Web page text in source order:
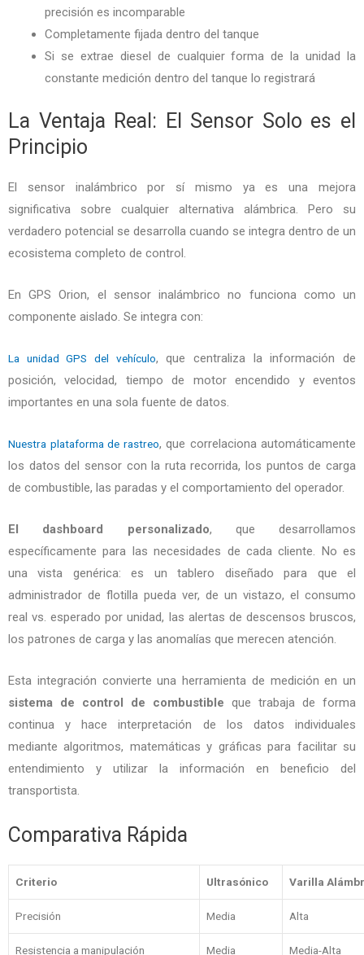
precisión es incomparable
Completamente fijada dentro del tanque
Si se extrae diesel de cualquier forma de la unidad la
constante medición dentro del tanque lo registrará
La Ventaja Real: El Sensor Solo es el
Principio
El sensor inalámbrico por sí mismo ya es una mejora
significativa sobre cualquier alternativa alámbrica. Pero su
verdadero potencial se desarrolla cuando se integra dentro de un
ecosistema completo de control.
En GPS Orion, el sensor inalámbrico no funciona como un
componente aislado. Se integra con:
La unidad GPS del vehículo, que centraliza la información de
posición, velocidad, tiempo de motor encendido y eventos
importantes en una sola fuente de datos.
Nuestra plataforma de rastreo, que correlaciona automáticamente
los datos del sensor con la ruta recorrida, los puntos de carga
de combustible, las paradas y el comportamiento del operador.
El dashboard personalizado, que desarrollamos
específicamente para las necesidades de cada cliente. No es
una vista genérica: es un tablero diseñado para que el
administrador de flotilla pueda ver, de un vistazo, el consumo
real vs. esperado por unidad, las alertas de descensos bruscos,
los patrones de carga y las anomalías que merecen atención.
Esta integración convierte una herramienta de medición en un
sistema de control de combustible que trabaja de forma
continua y hace interpretación de los datos individuales
mediante algoritmos, matemáticas y gráficas para facilitar su
entendimiento y utilizar la información en beneficio del
transportista.
Comparativa Rápida
Criterio Ultrasónico Varilla
Precisión Media Alta
Resistencia a manipulación Media Media-Alta